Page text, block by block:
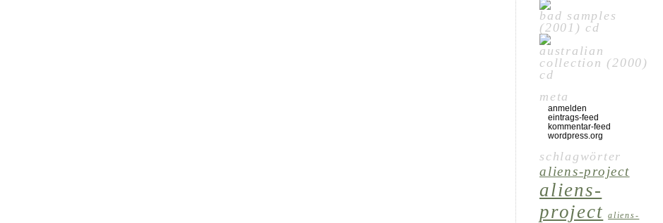
bad samples
(2001) cd
australian
collection (2000)
cd
meta
anmelden
eintrags-feed
kommentar-feed
wordpress.org
schlagwörter
aliens-project
aliens-
project
aliens-